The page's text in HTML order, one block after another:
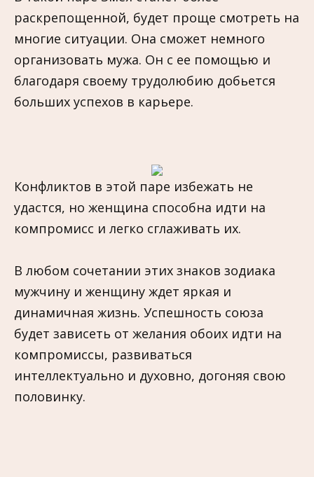
раскрепощенной, будет проще смотреть на
многие ситуации. Она сможет немного
организовать мужа. Он с ее помощью и
благодаря своему трудолюбию добьется
больших успехов в карьере.
Конфликтов в этой паре избежать не
удастся, но женщина способна идти на
компромисс и легко сглаживать их.
В любом сочетании этих знаков зодиака
мужчину и женщину ждет яркая и
динамичная жизнь. Успешность союза
будет зависеть от желания обоих идти на
компромиссы, развиваться
интеллектуально и духовно, догоняя свою
половинку.